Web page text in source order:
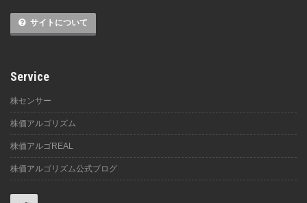
サイトについて
Service
株センサー
株価アルゴリズム
株価アルゴREAL
株価アルゴリズム公式ブログ